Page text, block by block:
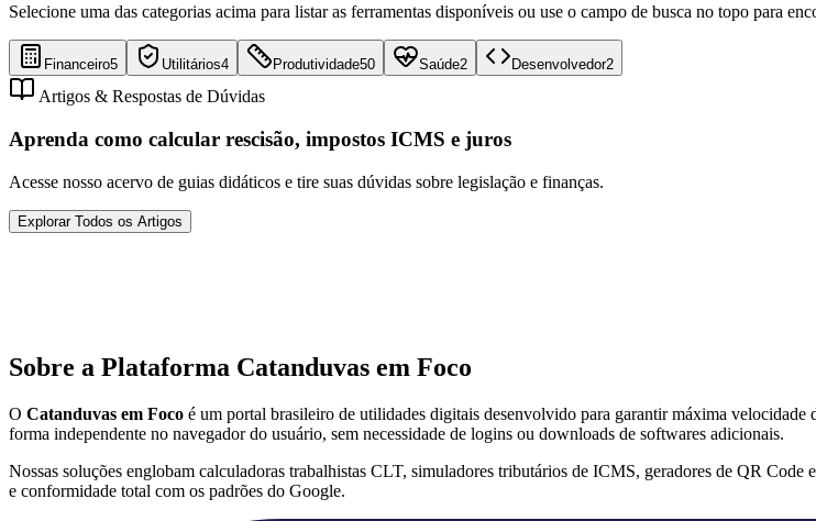
Selecione uma das categorias acima para listar as ferramentas disponíveis ou use o campo de busca no topo para
Financeiro5 Utilitários4 Produtividade50 Saúde2 Desenvolvedor2
Artigos & Respostas de Dúvidas
Aprenda como calcular rescisão, impostos ICMS e juros
Acesse nosso acervo de guias didáticos e tire suas dúvidas sobre legislação e finanças.
Explorar Todos os Artigos
Sobre a Plataforma Catanduvas em Foco
O Catanduvas em Foco é um portal brasileiro de utilidades digitais desenvolvido para garantir máxima velocidade
forma independente no navegador do usuário, sem necessidade de logins ou downloads de softwares adicionais.
Nossas soluções englobam calculadoras trabalhistas CLT, simuladores tributários de ICMS, geradores de QR
e conformidade total com os padrões do Google.